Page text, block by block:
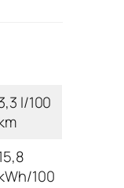
l/100
100